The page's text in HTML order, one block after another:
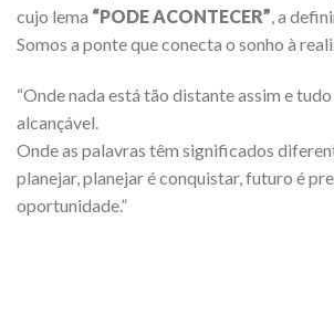
cujo lema “PODE ACONTECER” , a
Somos a ponte que conecta o sonho à
“Onde nada está tão distante assim e
alcançável.
Onde as palavras têm significados
planejar, planejar é conquistar, futuro é
oportunidade.”